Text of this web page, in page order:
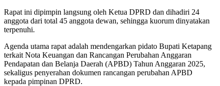
Rapat ini dipimpin langsung oleh Ketua DPRD dan dihadiri 24
anggota dari total 45 anggota dewan, sehingga kuorum dinyatakan
terpenuhi.
Agenda utama rapat adalah mendengarkan pidato Bupati Ketapang
terkait Nota Keuangan dan Rancangan Perubahan Anggaran
Pendapatan dan Belanja Daerah (APBD) Tahun Anggaran 2025,
sekaligus penyerahan dokumen rancangan perubahan APBD
kepada pimpinan DPRD.